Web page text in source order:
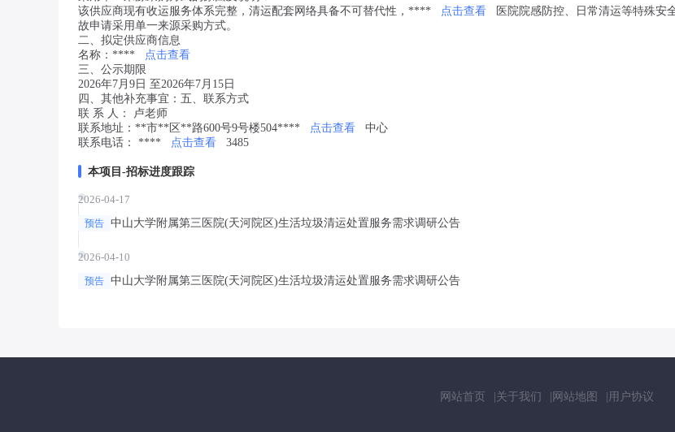
该供应商现有收运服务体系完整，清运配套网络具备不可替代性，****
点击查看
医院院感防控、日常清运等特殊安
故申请采用单一来源采购方式。
二、拟定供应商信息
名称：****
点击查看
三、公示期限
2026年7月9日 至2026年7月15日
四、其他补充事宜：五、联系方式
联 系 人： 卢老师
联系地址：**市**区**路600号9号楼504****
点击查看
中心
联系电话： ****
点击查看 3485
本项目-招标进度跟踪
2026-04-17
预告 中山大学附属第三医院(天河院区)生活垃圾清运处置服务需求调研公告
2026-04-10
预告 中山大学附属第三医院(天河院区)生活垃圾清运处置服务需求调研公告
网站首页 关于我们 网站地图 用户协议